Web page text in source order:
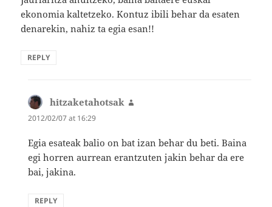
ekonomia kaltetzeko. Kontuz ibili behar da esaten
denarekin, nahiz ta egia esan!!
REPLY
hitzaketahotsak
2012/02/07 at 16:29
Egia esateak balio on bat izan behar du beti. Baina
egi horren aurrean erantzuten jakin behar da ere
bai, jakina.
REPLY